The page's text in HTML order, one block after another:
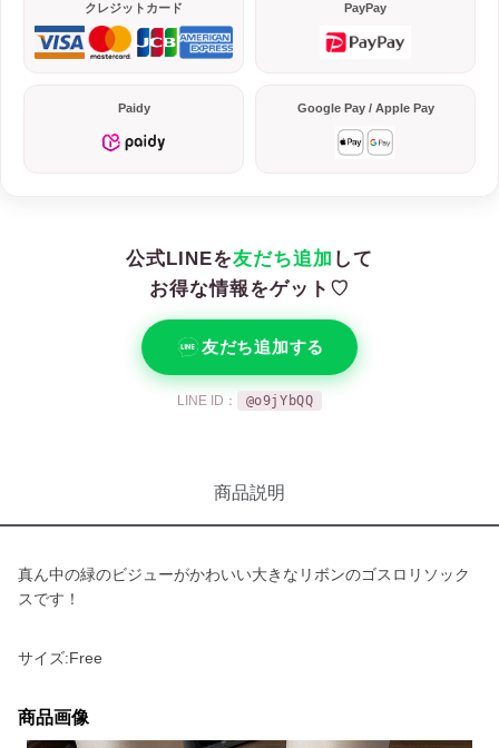
クレジットカード PayPay
Paidy Google Pay / Apple Pay
公式LINEを友だち追加 して
お得な情報をゲット♡
友だち追加する
LINE ID： @o9jYbQQ
商品説明
真ん中の緑のビジューがかわいい大きなリボンのゴスロリソック
スです！
サイズ:Free
商品画像